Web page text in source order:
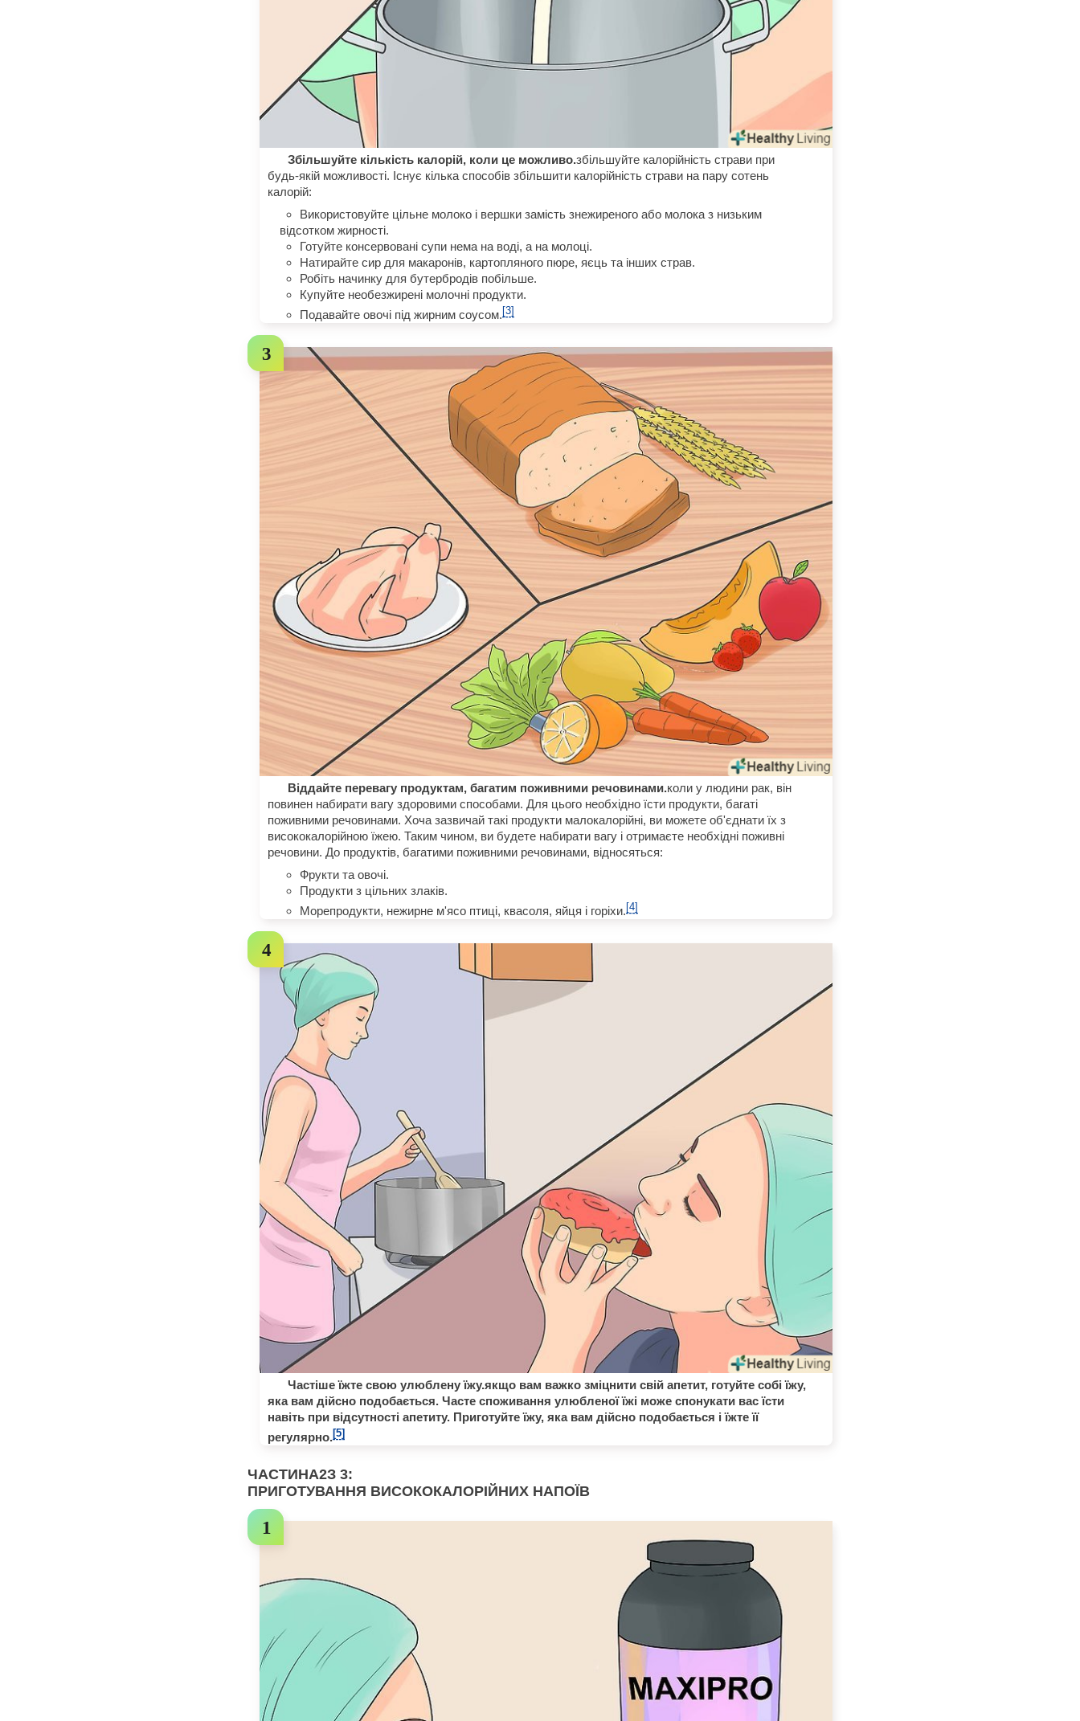
Збільшуйте кількість калорій, коли це можливо.збільшуйте калорійність страви при
будь-якій можливості. Існує кілька способів збільшити калорійність страви на пару сотень
калорій:
Використовуйте цільне молоко і вершки замість знежиреного або молока з низьким
відсотком жирності.
Готуйте консервовані супи нема на воді, а на молоці.
Натирайте сир для макаронів, картопляного пюре, яєць та інших страв.
Робіть начинку для бутербродів побільше.
Купуйте необезжирені молочні продукти.
Подавайте овочі під жирним соусом. [3]
Віддайте перевагу продуктам, багатим поживними речовинами.коли у людини рак, він
повинен набирати вагу здоровими способами. Для цього необхідно їсти продукти, багаті
поживними речовинами. Хоча зазвичай такі продукти малокалорійні, ви можете об'єднати їх з
висококалорійною їжею. Таким чином, ви будете набирати вагу і отримаєте необхідні поживні
речовини. До продуктів, багатими поживними речовинами, відносяться:
Фрукти та овочі.
Продукти з цільних злаків.
Морепродукти, нежирне м'ясо птиці, квасоля, яйця і горіхи. [4]
Частіше їжте свою улюблену їжу.якщо вам важко зміцнити свій апетит, готуйте собі їжу,
яка вам дійсно подобається. Часте споживання улюбленої їжі може спонукати вас їсти
навіть при відсутності апетиту. Приготуйте їжу, яка вам дійсно подобається і їжте її
регулярно.[5]
ЧАСТИНА2З 3:
ПРИГОТУВАННЯ ВИСОКОКАЛОРІЙНИХ НАПОЇВ